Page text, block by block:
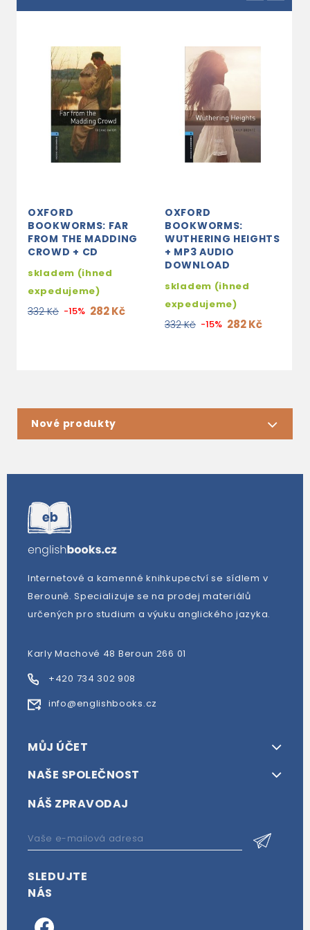
OXFORD
BOOKWORMS: FAR
FROM THE MADDING
CROWD + CD
skladem (ihned
expedujeme)
332 Kč -15% 282 Kč
OXFORD
BOOKWORMS:
WUTHERING HEIGHTS
+ MP3 AUDIO
DOWNLOAD
skladem (ihned
expedujeme)
332 Kč -15% 282 Kč
Nové produkty
Internetové a kamenné knihkupectví se sídlem v
Berouně. Specializuje se na prodej materiálů
určených pro studium a výuku anglického jazyka.
Karly Machové 48 Beroun 266 01
+420 734 302 908
info@englishbooks.cz
MŮJ ÚČET
NAŠE SPOLEČNOST
NÁŠ ZPRAVODAJ
SLEDUJTE
NÁS